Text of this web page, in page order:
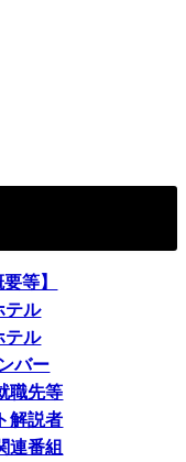
等】
テル
テル
バー
職先等
解説者
連番組